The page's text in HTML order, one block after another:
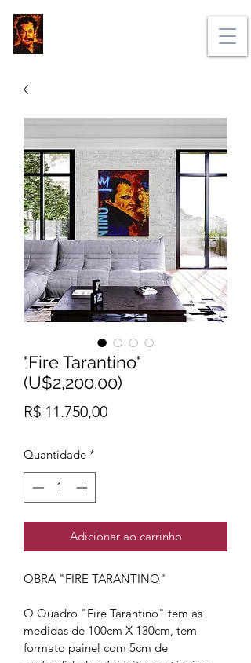
"Fire Tarantino"
(U$2,200.00)
R$ 11.750,00Preço
Quantidade *
Adicionar ao carrinho
OBRA "FIRE TARANTINO"
O Quadro "Fire Tarantino" tem as
medidas de 100cm X 130cm, tem
formato painel com 5cm de